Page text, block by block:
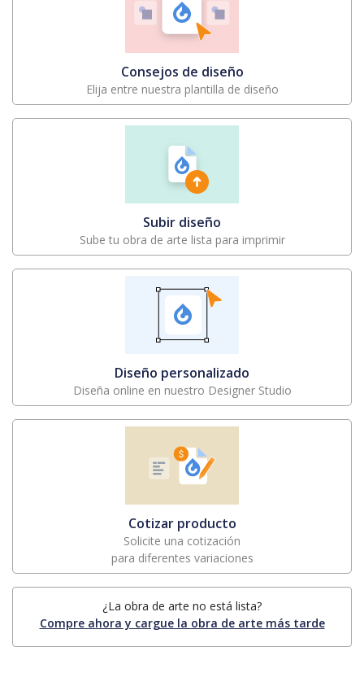
Consejos de diseño
Elija entre nuestra plantilla de diseño
Subir diseño
Sube tu obra de arte lista para imprimir
Diseño personalizado
Diseña online en nuestro Designer Studio
Cotizar producto
Solicite una cotización
para diferentes variaciones
¿La obra de arte no está lista?
Compre ahora y cargue la obra de arte más tarde